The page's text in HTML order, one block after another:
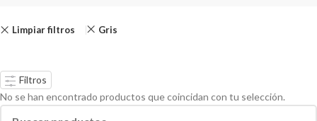
Limpiar filtros Gris
Filtros
No se han encontrado productos que coincidan con tu selección.